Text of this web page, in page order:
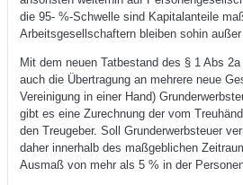
die 95- %-Schwelle sind Kapitalanteile
Arbeitsgesellschaftern bleiben sohin außer
Mit dem neuen Tatbestand des § 1 Abs
auch die Übertragung an mehrere neue
Vereinigung in einer Hand)
gibt es eine Zurechnung der vom
den Treugeber. Soll Grunderwerbsteuer
daher innerhalb des maßgeblichen
Ausmaß von mehr als 5 % in der